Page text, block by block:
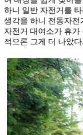
하니 일반 자전거를
생각을 하니 전동자전
자전거 대여소가 휴
적으론 그게 더 나았다.